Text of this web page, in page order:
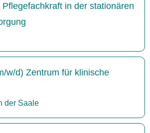
in der stationären
w/d) Zentrum für klinische
der Saale